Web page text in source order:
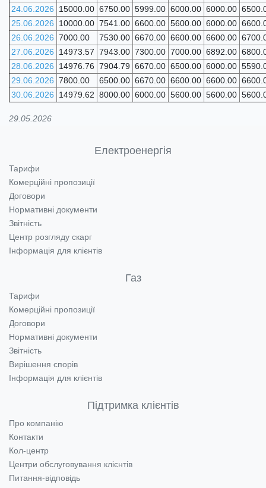
24.06.2026
15000.00 6750.00 5999.00 6000.00 6000.00
25.06.2026
10000.00 7541.00 6600.00 5600.00 6000.00
26.06.2026 7000.00 7530.00 6670.00 6600.00 6600.00
27.06.2026
14973.57 7943.00 7300.00 7000.00 6892.00
28.06.2026
14976.76 7904.79 6670.00 6500.00 6000.00
29.06.2026 7800.00 6500.00 6670.00 6600.00 6600.00
30.06.2026
14979.62 8000.00 6000.00 5600.00 5600.00
29.05.2026
Електроенергія
Тарифи
Комерційні пропозиції
Договори
Нормативні документи
Звітність
Центр розгляду скарг
Інформація для клієнтів
Газ
Тарифи
Комерційні пропозиції
Договори
Нормативні документи
Звітність
Вирішення спорів
Інформація для клієнтів
Підтримка клієнтів
Про компанію
Контакти
Кол-центр
Центри обслуговування клієнтів
Питання-відповідь